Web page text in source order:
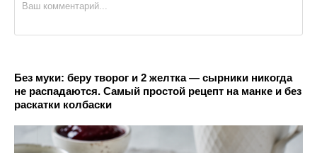
Без муки: беру творог и 2 желтка — сырники никогда
не распадаются. Самый простой рецепт на манке и без
раскатки колбаски